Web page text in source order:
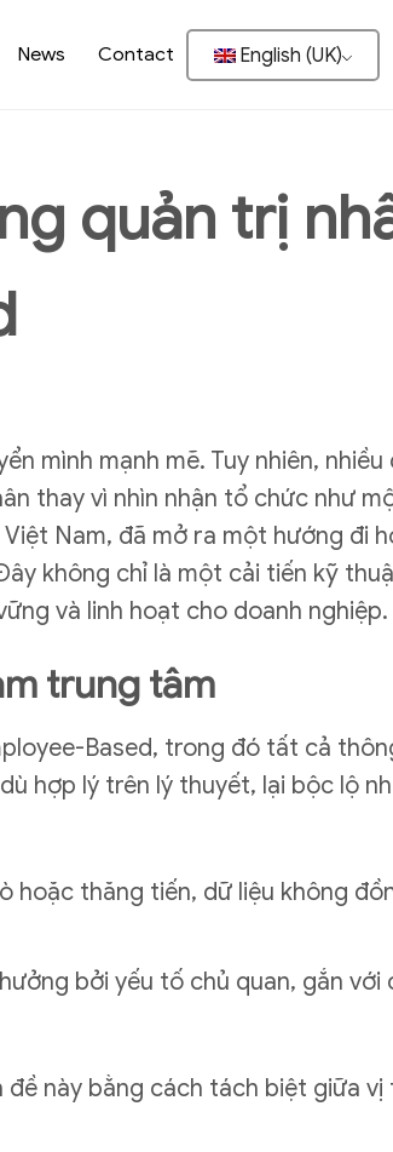
News Contact English (UK)
quản trị
mình mạnh mẽ. Tuy nhiên, nhiều
thay vì nhìn nhận tổ chức như
Nam, đã mở ra một hướng đi
không chỉ là một cải tiến kỹ
và linh hoạt cho doanh nghiệp.
trung tâm
Based, trong đó tất cả
hợp lý trên lý thuyết, lại bộc lộ
hoặc thăng tiến, dữ liệu không
bởi yếu tố chủ quan, gắn với
này bằng cách tách biệt giữa